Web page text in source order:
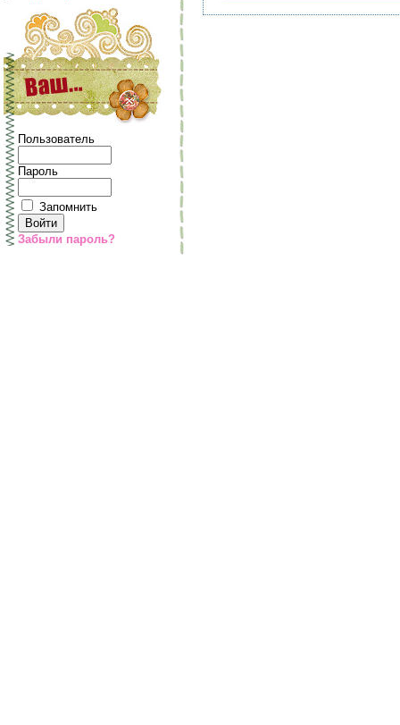
Пользователь
Пароль
Запомнить
Забыли пароль?